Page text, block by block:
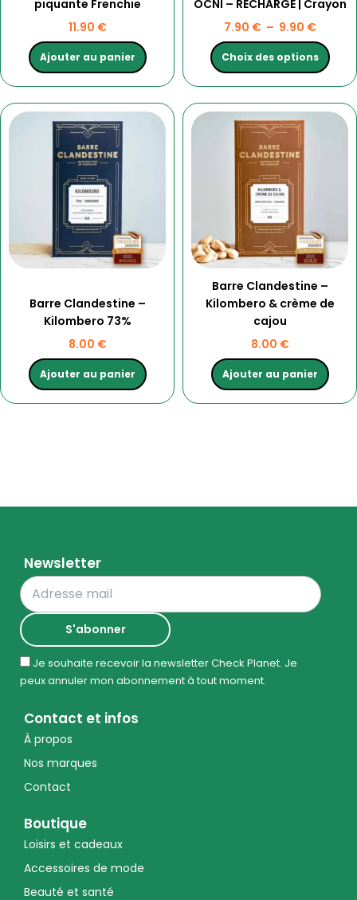
piquante Frenchie
11.90 €
Ajouter au panier
OCNI – RECHARGE | Crayon
7.90 € – 9.90 €
Choix des options
la
page
du
produit
Barre Clandestine –
Kilombero 73%
8.00 €
Ajouter au panier
Barre Clandestine –
Kilombero & crème de
cajou
8.00 €
Ajouter au panier
Boutique
Loisirs et cadeaux
Accessoires de mode
Beauté et santé
Contact et infos
À propos
Nos marques
Contact
Newsletter
Je souhaite recevoir la newsletter Check Planet. Je
peux annuler mon abonnement à tout moment.